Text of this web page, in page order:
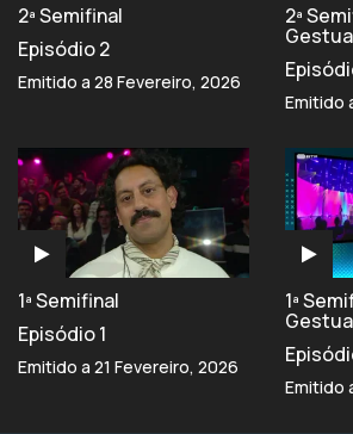
2ª Semifinal
Episódio 2
Emitido a 28 Fevereiro, 2026
2ª
Emitido
1ª Semifinal
Episódio 1
Emitido a 21 Fevereiro, 2026
1ª
Emitido